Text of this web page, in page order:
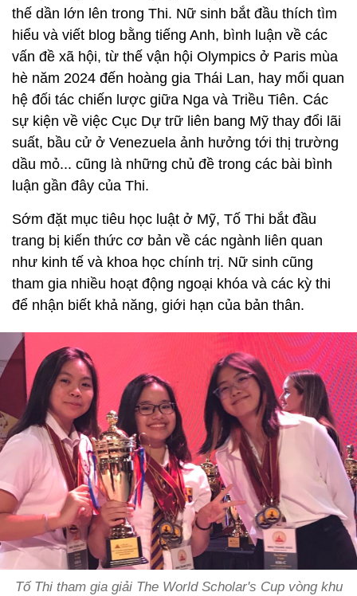
thế dần lớn lên trong Thi. Nữ sinh bắt đầu thích tìm
hiểu và viết blog bằng tiếng Anh, bình luận về các
vấn đề xã hội, từ thế vận hội Olympics ở Paris mùa
hè năm 2024 đến hoàng gia Thái Lan, hay mối quan
hệ đối tác chiến lược giữa Nga và Triều Tiên. Các
sự kiện về việc Cục Dự trữ liên bang Mỹ thay đổi lãi
suất, bầu cử ở Venezuela ảnh hưởng tới thị trường
dầu mỏ... cũng là những chủ đề trong các bài bình
luận gần đây của Thi.
Sớm đặt mục tiêu học luật ở Mỹ, Tố Thi bắt đầu
trang bị kiến thức cơ bản về các ngành liên quan
như kinh tế và khoa học chính trị. Nữ sinh cũng
tham gia nhiều hoạt động ngoại khóa và các kỳ thi
để nhận biết khả năng, giới hạn của bản thân.
Tố Thi tham gia giải The World Scholar's Cup vòng khu